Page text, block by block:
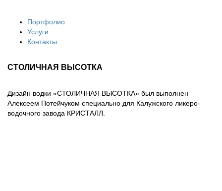
Портфолио
Услуги
Контакты
СТОЛИЧНАЯ ВЫСОТКА
Дизайн водки «СТОЛИЧНАЯ ВЫСОТКА» был выполнен
Алексеем Потейчуком специально для Калужского ликеро-
водочного завода КРИСТАЛЛ.